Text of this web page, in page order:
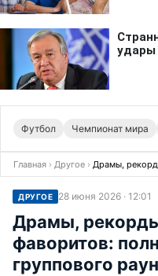
Футбол Чемпионат мира
Главная › Другое › Драмы,
ДРУГОЕ 28 июня 2026 · 12:01
Драмы,
фаворитов:
группового